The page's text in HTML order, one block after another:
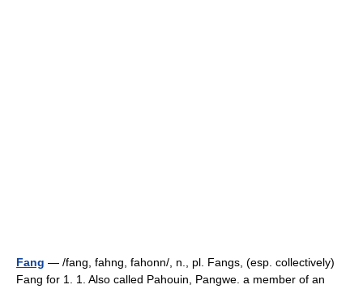
Fang — /fang, fahng, fahonn/, n., pl. Fangs, (esp. collectively)
Fang for 1. 1. Also called Pahouin, Pangwe. a member of an